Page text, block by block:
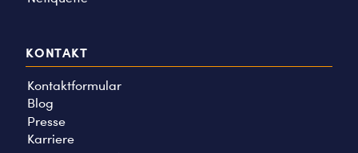
KONTAKT
Kontaktformular
Blog
Presse
Karriere